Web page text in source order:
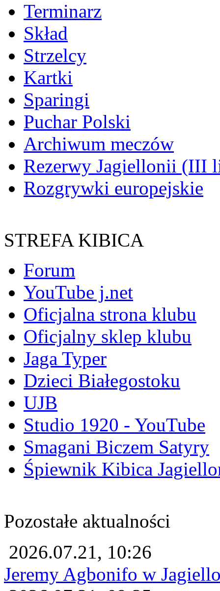
Terminarz
Skład
Strzelcy
Kartki
Sparingi
Puchar Polski
Archiwum meczów
Rezerwy Jagiellonii (III
Rozgrywki europejskie
STREFA KIBICA
Forum
YouTube j.net
Oficjalna strona klubu
Oficjalny sklep klubu
Jaga Typer
Dzieci Białegostoku
UJB
Studio 1920 - YouTube
Smagani Biczem Satyry
Śpiewnik Kibica
Pozostałe aktualności
2026.07.21, 10:26
Jeremy Agbonifo w